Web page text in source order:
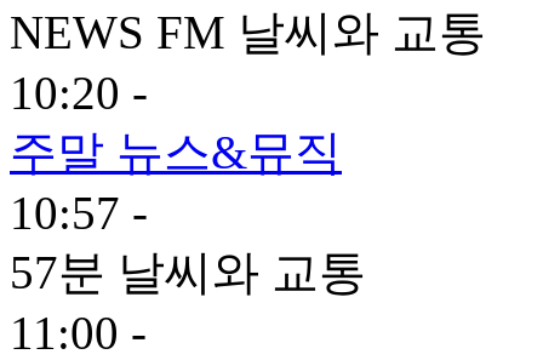
NEWS FM 날씨와 교통
10:20 -
주말 뉴스&뮤직
10:57 -
57분 날씨와 교통
11:00 -